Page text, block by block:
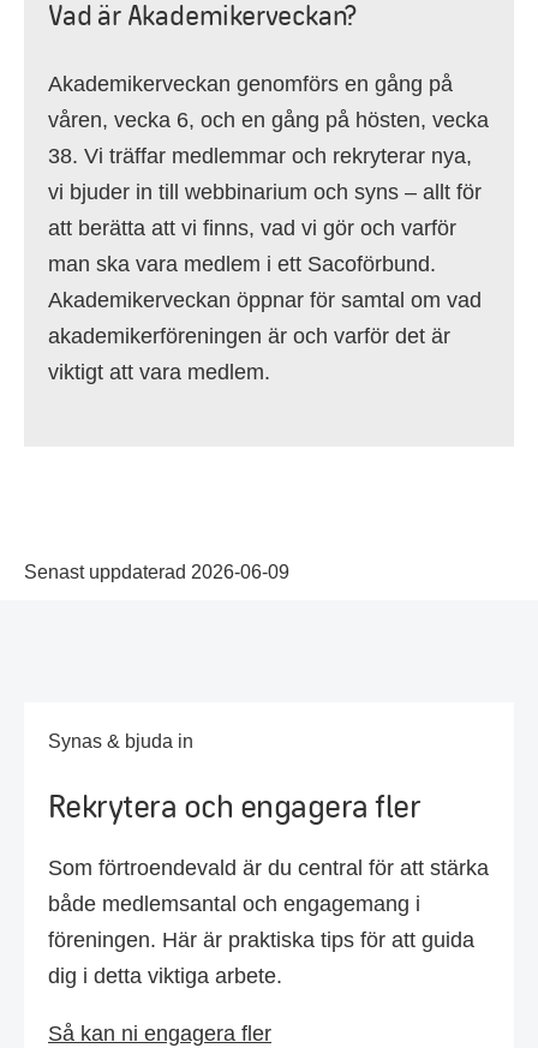
Vad är Akademikerveckan?
Akademikerveckan genomförs en gång på
våren, vecka 6, och en gång på hösten, vecka
38. Vi träffar medlemmar och rekryterar nya,
vi bjuder in till webbinarium och syns – allt för
att berätta att vi finns, vad vi gör och varför
man ska vara medlem i ett Sacoförbund.
Akademikerveckan öppnar för samtal om vad
akademikerföreningen är och varför det är
viktigt att vara medlem.
Senast uppdaterad 2026-06-09
Synas & bjuda in
Rekrytera och engagera fler
Som förtroendevald är du central för att stärka
både medlemsantal och engagemang i
föreningen. Här är praktiska tips för att guida
dig i detta viktiga arbete.
Så kan ni engagera fler